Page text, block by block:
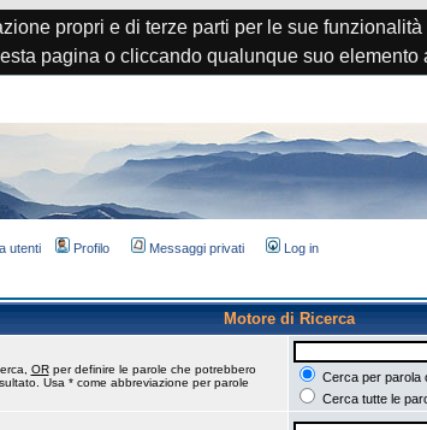
propri e di terze parti per le sue
pagina o cliccando qualunque suo
utenti Profilo Messaggi privati Log in
Motore di Ricerca
ORper definire le parole che potrebbero
Usa * come abbreviazione per parole
Cerca per parola
Cerca tutte le